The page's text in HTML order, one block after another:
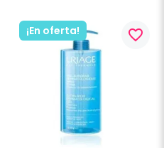
¡En oferta! favorite_border